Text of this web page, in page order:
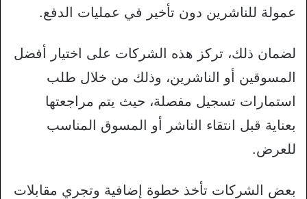
عمولة للناشرين دون تأخير في عمليات الدفع.
لضمان ذلك، تركز هذه الشركات على اختيار أفضل
المسوقين أو الناشرين، وذلك من خلال طلب
استمارات تسجيل مفصلة، حيث يتم مراجعتها
بعناية قبل انتقاء الناشر أو المسوق المناسب
للعرض.
بعض الشركات تأخذ خطوة إضافية وتجري مقابلات